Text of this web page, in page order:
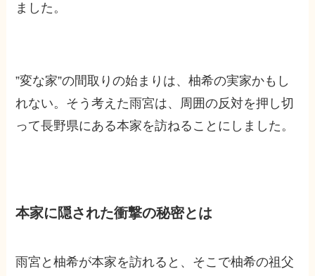
ました。
”変な家”の間取りの始まりは、柚希の実家かもし
れない。そう考えた雨宮は、周囲の反対を押し切
って長野県にある本家を訪ねることにしました。
本家に隠された衝撃の秘密とは
雨宮と柚希が本家を訪れると、そこで柚希の祖父